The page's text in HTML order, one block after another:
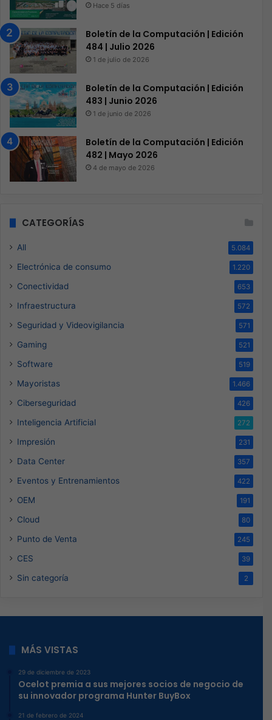
Hace 5 días
Boletín de la Computación | Edición
484 | Julio 2026
1 de julio de 2026
Boletín de la Computación | Edición
483 | Junio 2026
1 de junio de 2026
Boletín de la Computación | Edición
482 | Mayo 2026
4 de mayo de 2026
CATEGORÍAS
All 5.084
Electrónica de consumo 1.220
Conectividad 653
Infraestructura 572
Seguridad y Videovigilancia 571
Gaming 521
Software 519
Mayoristas 1.466
Ciberseguridad 426
Inteligencia Artificial 272
Impresión 231
Data Center 357
Eventos y Entrenamientos 422
OEM 191
Cloud 80
Punto de Venta 245
CES 39
Sin categoría 2
MÁS VISTAS
29 de diciembre de 2023
Ocelot premia a sus mejores socios de negocio de
su innovador programa Hunter BuyBox
21 de febrero de 2024